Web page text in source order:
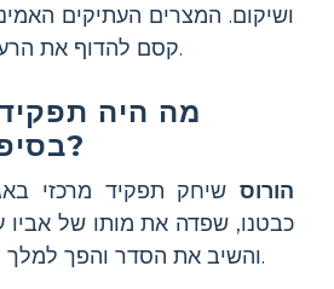
ושיקום. המצרים העתיקים
קסם להדוף את הרע ולבוא במזל טוב.
מה היה
בסיפור אוסיריס?
הורוס שיחק תפקיד מרכזי
כבטנו, שפדה את מותו של אביו
והשיב את הסדר והפך למלך המגיע של מצרים.